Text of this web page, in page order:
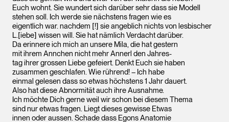
Euch wohnt. Sie wundert sich darüber sehr dass sie Modell
stehen soll. Ich werde sie nächstens fragen wie es
eigentlich war. nachdem [!] sie angeblich nichts von lesbischer
L.[iebe] wissen will. Sie hat nämlich Verdacht darüber.
Da erinnere ich mich an unsere Mila, die hat gestern
mit ihrem Annchen nicht mehr Annerl den Jahres-
tag ihrer grossen Liebe gefeiert. Denkt Euch sie haben
zusammen geschlafen. Wie rührend! – Ich habe
einmal gelesen dass so etwas höchstens 1 Jahr dauert.
Also hat diese Abnormität auch ihre Ausnahme.
Ich möchte Dich gerne weil wir schon bei diesem Thema
sind nur etwas fragen. Liegt dieses gewisse Etwas
innen oder aussen. Schade dass Egons Anatomie